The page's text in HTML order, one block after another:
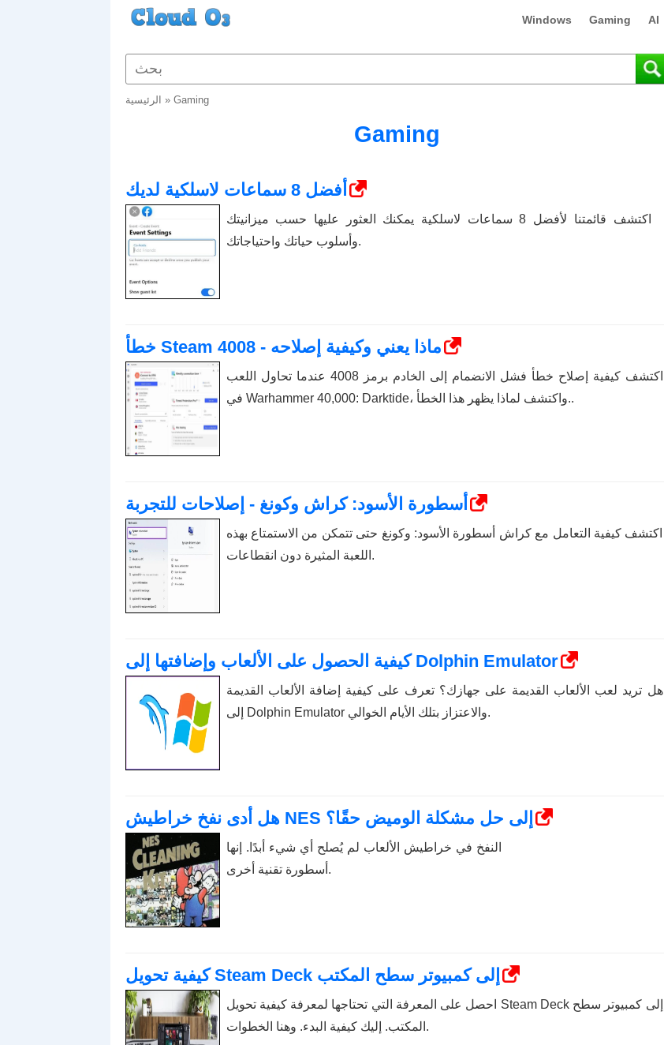
Windows Gaming AI
الرئيسية » Gaming
Gaming
أفضل 8 سماعات لاسلكية لديك
اكتشف قائمتنا لأفضل 8 سماعات لاسلكية يمكنك العثور عليها حسب ميزانيتك
وأسلوب حياتك واحتياجاتك.
خطأ Steam 4008 - ماذا يعني وكيفية إصلاحه
اكتشف كيفية إصلاح خطأ فشل الانضمام إلى الخادم برمز 4008 عندما تحاول اللعب
في Warhammer 40,000: Darktide، واكتشف لماذا يظهر هذا الخطأ..
أسطورة الأسود: كراش وكونغ - إصلاحات للتجربة
اكتشف كيفية التعامل مع كراش أسطورة الأسود: وكونغ حتى تتمكن من الاستمتاع بهذه
اللعبة المثيرة دون انقطاعات.
كيفية الحصول على الألعاب وإضافتها إلى Dolphin Emulator
هل تريد لعب الألعاب القديمة على جهازك؟ تعرف على كيفية إضافة الألعاب القديمة
إلى Dolphin Emulator والاعتزاز بتلك الأيام الخوالي.
هل أدى نفخ خراطيش NES إلى حل مشكلة الوميض حقًا؟
النفخ في خراطيش الألعاب لم يُصلح أي شيء أبدًا. إنها
أسطورة تقنية أخرى.
كيفية تحويل Steam Deck إلى كمبيوتر سطح المكتب
احصل على المعرفة التي تحتاجها لمعرفة كيفية تحويل Steam Deck إلى كمبيوتر سطح
المكتب. إليك كيفية البدء. وهنا الخطوات.